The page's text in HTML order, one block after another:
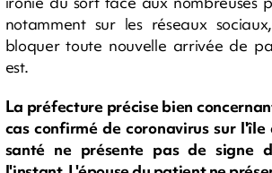
notamment sur les réseaux
bloquer toute nouvelle arrivée de
est.
La préfecture précise bien
cas confirmé de coronavirus sur
santé ne présente pas de signe